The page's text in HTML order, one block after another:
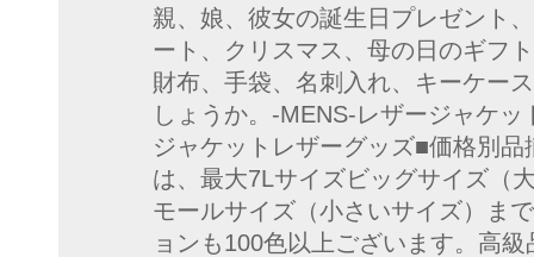
親、娘、彼女の誕生日プレゼント
ート、クリスマス、母の日のギフ
財布、手袋、名刺入れ、キーケー
しょうか。-MENS-レザージャケ
ジャケットレザーグッズ■価格別
は、最大7Lサイズビッグサイズ（
モールサイズ（小さいサイズ）ま
ョンも100色以上ございます。高